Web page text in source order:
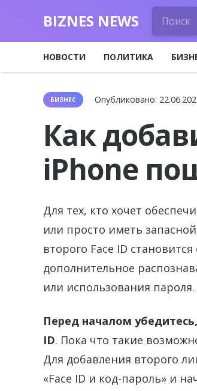
BIZNES NEWS
НОВОСТИ ПОЛИТИКА
БИЗНЕС Опубликовано:
Как
iPhone
Для тех, кто хочет
или просто иметь
второго Face ID
дополнительное
или использования пароля.
Перед началом
ID. Пока что такие
Для добавления второго
«Face ID и код-пароль» и